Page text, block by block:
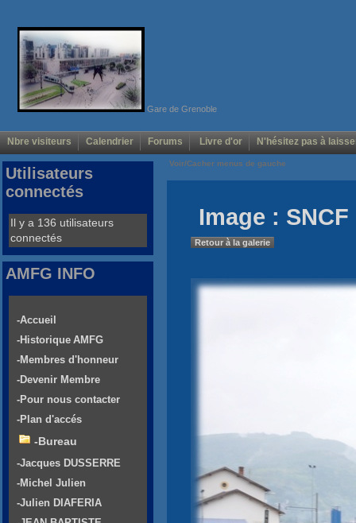
Gare de Grenoble
Nbre visiteurs Calendrier Forums Livre d'or N'hésitez pas à
Voir/Cacher menus de gauche
Image :
Retour à la galerie
Utilisateurs
connectés
Il y a 136 utilisateurs
connectés
AMFG INFO
-Accueil
-Historique AMFG
-Membres d'honneur
-Devenir Membre
-Pour nous contacter
-Plan d'accés
-Bureau
-Jacques DUSSERRE
-Michel Julien
-Julien DIAFERIA